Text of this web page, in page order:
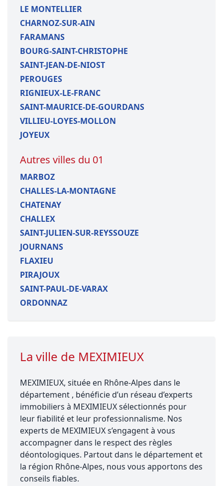
LE MONTELLIER
CHARNOZ-SUR-AIN
FARAMANS
BOURG-SAINT-CHRISTOPHE
SAINT-JEAN-DE-NIOST
PEROUGES
RIGNIEUX-LE-FRANC
SAINT-MAURICE-DE-GOURDANS
VILLIEU-LOYES-MOLLON
JOYEUX
Autres villes du 01
MARBOZ
CHALLES-LA-MONTAGNE
CHATENAY
CHALLEX
SAINT-JULIEN-SUR-REYSSOUZE
JOURNANS
FLAXIEU
PIRAJOUX
SAINT-PAUL-DE-VARAX
ORDONNAZ
La ville de MEXIMIEUX
MEXIMIEUX, située en Rhône-Alpes dans le
département , bénéficie d’un réseau d’experts
immobiliers à MEXIMIEUX sélectionnés pour
leur fiabilité et leur professionnalisme. Nos
experts de MEXIMIEUX s’engagent à vous
accompagner dans le respect des règles
déontologiques. Partout dans le département et
la région Rhône-Alpes, nous vous apportons des
conseils fiables.